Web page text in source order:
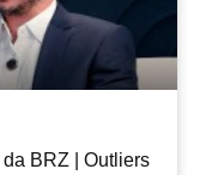
BRZ | Outliers